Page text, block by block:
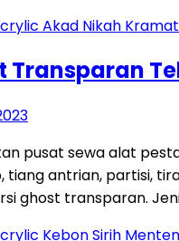
Transparan
pusat sewa alat
tiang antrian, partisi,
ghost transparan.